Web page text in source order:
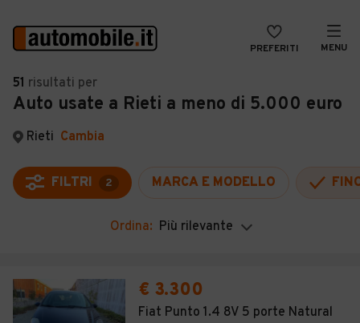
PREFERITI MENU
Auto
Auto usate
Auto Km 0
Auto Nuove
Noleggio a lungo termine
Moto
VENDI
MAGAZINE
ACCEDI
51 risultati per
Auto usate a Rieti a meno di 5.000 euro
Rieti Cambia
FILTRI 2 MARCA E MODELLO
Ordina: Più rilevante
€ 3.300
Fiat Punto 1.4 8V 5 porte Natural